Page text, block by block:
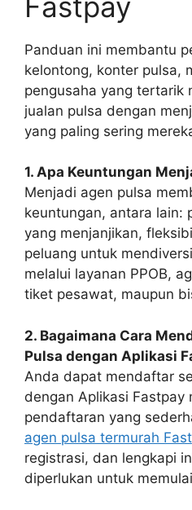
Panduan ini membantu
kelontong, konter pulsa,
pengusaha yang tertarik
jualan pulsa dengan
yang paling sering
1. Apa Keuntungan
Menjadi agen pulsa
keuntungan, antara lain:
yang menjanjikan,
peluang untuk
melalui layanan PPOB,
tiket pesawat, maupun
2. Bagaimana Cara
Pulsa dengan Aplikasi
Anda dapat mendaftar
dengan Aplikasi Fastpay
pendaftaran yang
agen pulsa termurah
registrasi, dan lengkapi
diperlukan untuk